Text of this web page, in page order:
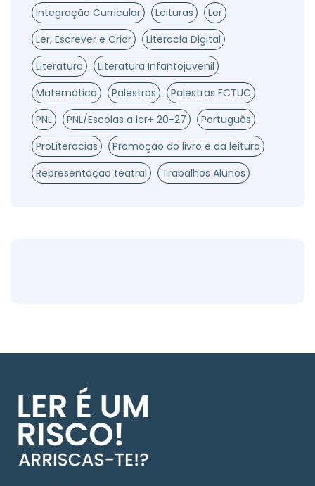
Integração Curricular
Leituras
Ler
Ler, Escrever e Criar
Literacia Digital
Literatura
Literatura Infantojuvenil
Matemática
Palestras
Palestras FCTUC
PNL
PNL/Escolas a ler+ 20-27
Português
ProLiteracias
Promoção do livro e da leitura
Representação teatral
Trabalhos Alunos